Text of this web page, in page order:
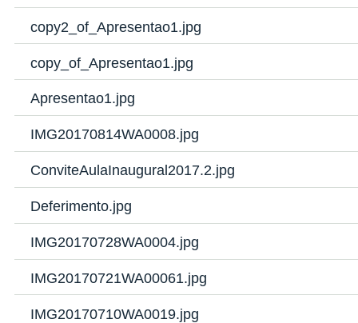
copy2_of_Apresentao1.jpg
copy_of_Apresentao1.jpg
Apresentao1.jpg
IMG20170814WA0008.jpg
ConviteAulaInaugural2017.2.jpg
Deferimento.jpg
IMG20170728WA0004.jpg
IMG20170721WA00061.jpg
IMG20170710WA0019.jpg